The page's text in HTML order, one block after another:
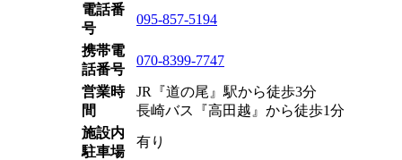
電話番
号
095-857-5194
携帯電
話番号
070-8399-7747
営業時
間
JR『道の尾』駅から徒歩3分
長崎バス『高田越』から徒歩1分
施設内
駐車場
有り